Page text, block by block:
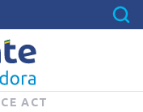
ACT